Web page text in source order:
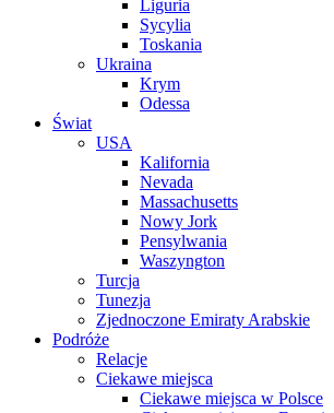
Liguria
Sycylia
Toskania
Ukraina
Krym
Odessa
Świat
USA
Kalifornia
Nevada
Massachusetts
Nowy Jork
Pensylwania
Waszyngton
Turcja
Tunezja
Zjednoczone Emiraty Arabskie
Podróże
Relacje
Ciekawe miejsca
Ciekawe miejsca w Polsce